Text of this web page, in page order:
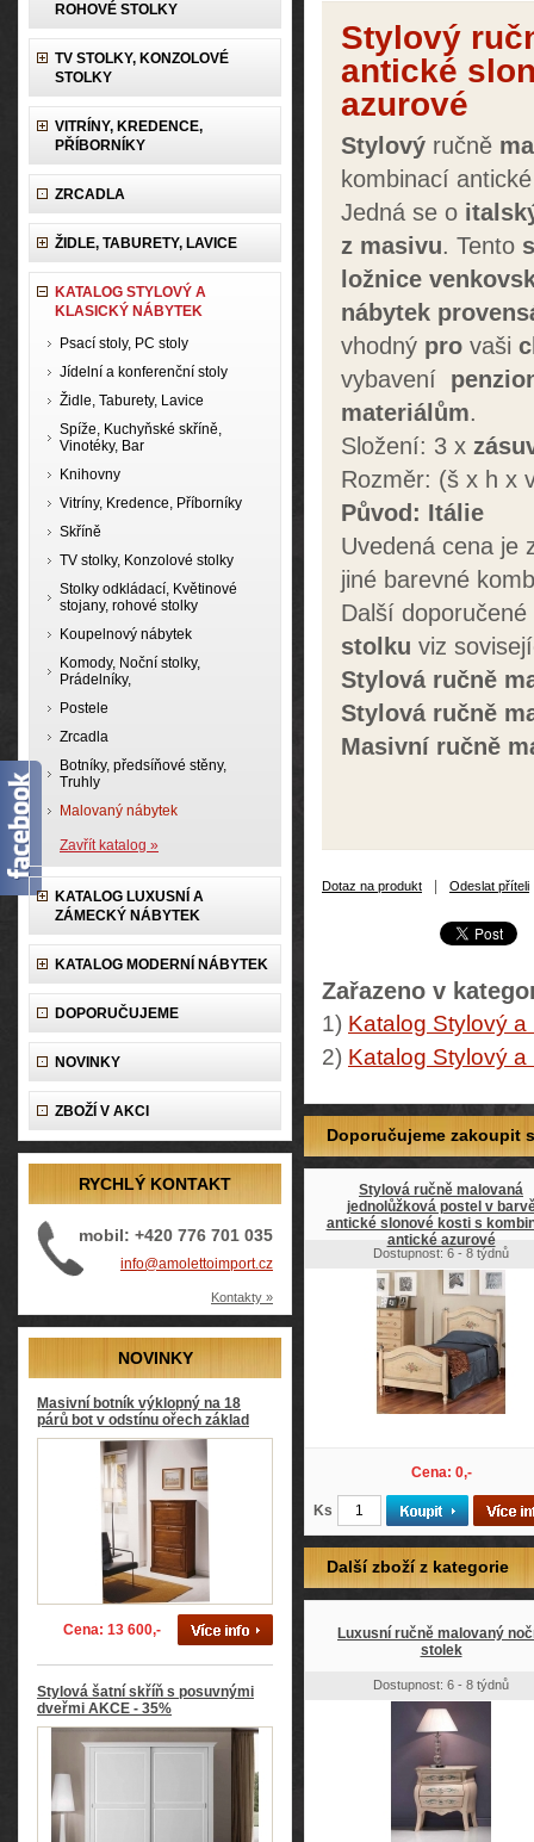
ROHOVÉ STOLKY
TV STOLKY, KONZOLOVÉ
STOLKY
VITRÍNY, KREDENCE,
PŘÍBORNÍKY
ZRCADLA
ŽIDLE, TABURETY, LAVICE
KATALOG STYLOVÝ A
KLASICKÝ NÁBYTEK
Psací stoly, PC stoly
Jídelní a konferenční stoly
Židle, Taburety, Lavice
Spíže, Kuchyňské skříně,
Vinotéky, Bar
Knihovny
Vitríny, Kredence, Příborníky
Skříně
TV stolky, Konzolové stolky
Stolky odkládací, Květinové
stojany, rohové stolky
Koupelnový nábytek
Komody, Noční stolky,
Prádelníky,
Postele
Zrcadla
Botníky, předsíňové stěny,
Truhly
Malovaný nábytek
Zavřít katalog »
KATALOG LUXUSNÍ A
ZÁMECKÝ NÁBYTEK
KATALOG MODERNÍ NÁBYTEK
DOPORUČUJEME
NOVINKY
ZBOŽÍ V AKCI
RYCHLÝ KONTAKT
mobil: +420 776 701 035
info@amolettoimport.cz
Kontakty »
NOVINKY
Masivní botník výklopný na 18
párů bot v odstínu ořech základ
Cena: 13 600,-
Stylová šatní skříň s posuvnými
dveřmi AKCE - 35%
Stylový
antické
azurové
Stylový ručně
kombinací
Jedná se o
z masivu. Tento
ložnice
nábytek
vhodný pro vaši
vybavení
materiálům.
Složení: 3 x
Rozměr: (š x h x
Původ: Itálie
Uvedená cena je
jiné barevné
Další
stolku viz
Stylová ručně
Stylová ručně
Masivní ručně
Dotaz na produkt Odeslat příteli
Zařazeno v
1) Katalog Stylový
2) Katalog Stylový
Doporučujeme zakoupit
Stylová ručně malovaná
jednolůžková postel v
antické slonové kosti s
antické azurové
Dostupnost: 6 - 8 týdnů
Cena: 0,-
Ks
Další zboží z kategorie
Luxusní ručně malovaný
stolek
Dostupnost: 6 - 8 týdnů